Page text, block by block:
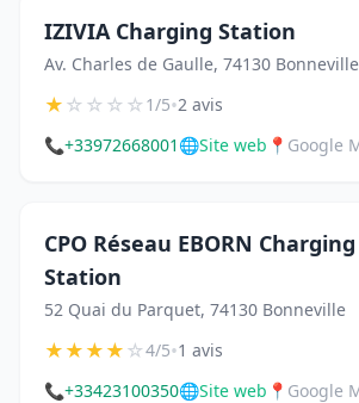
IZIVIA Charging Station
Av. Charles de Gaulle, 74130 Bonneville
★☆☆☆☆1/5•2 avis
📞+33972668001 🌐Site web 📍 Google
CPO Réseau EBORN Charging
Station
52 Quai du Parquet, 74130 Bonneville
★★★★☆4/5•1 avis
📞+33423100350🌐Site web 📍 Google